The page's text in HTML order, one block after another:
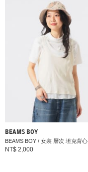
BEAMS BOY
BEAMS BOY / 女裝 層次 坦克背心
NT$ 2,000